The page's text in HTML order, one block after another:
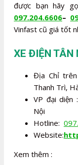
được bạn hãy
097.204.6606–
Vinfast cũ giá tốt
XE ĐIỆN TÂN
Địa Chỉ
Thanh Trì,
VP đại diện
Nội
Hotline:
Website:
Xem thêm :